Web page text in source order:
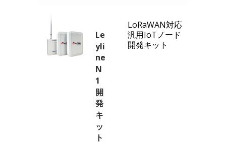
Le
yli
ne
N
1
開
発
キ
ッ
ト
LoRaWAN対応
汎用IoTノード
開発キット